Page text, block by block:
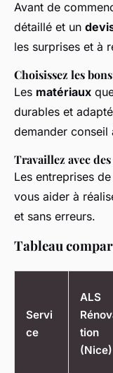
Avant de
détaillé et un
les surprises et à
Choisissez les
Les matériaux
durables et
demander conseil
Travaillez avec
Les entreprises
vous aider à
et sans erreurs.
Tableau
Servi
ce
ALS
tion
(Nice)